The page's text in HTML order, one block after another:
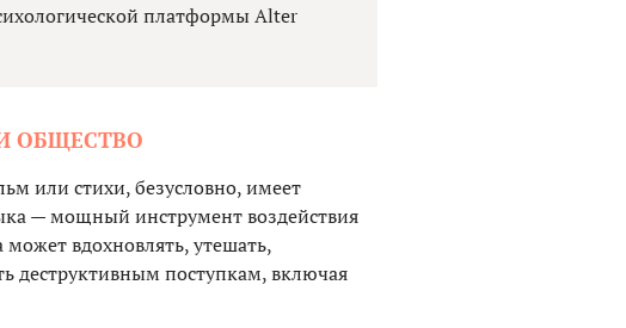
платформы Alter
ОБЩЕСТВО
или стихи, безусловно, имеет
— мощный инструмент воздействия
вдохновлять, утешать,
деструктивным поступкам, включая